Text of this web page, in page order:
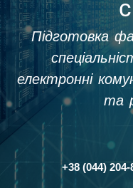
Підготовка
електронні
та
Контакти
+38 (044)